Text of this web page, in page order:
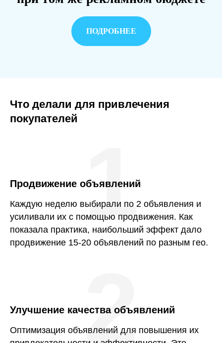
ПОДРОБНЕЕ
Что делали для привлечения
покупателей
Продвижение объявлений
Каждую неделю выбирали по 2 объявления и
усиливали их с помощью продвижения. Как
показала практика, наибольший эффект дало
продвижение 15-20 объявлений по разным гео.
1
Улучшение качества объявлений
Оптимизация объявлений для повышения их
2